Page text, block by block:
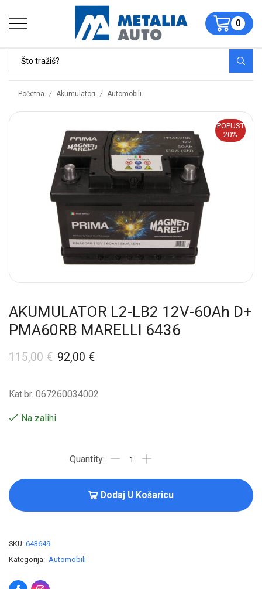
0
Početna / Akumulatori / Automobili
POPUST
20%
AKUMULATOR L2-LB2 12V-60Ah D+
PMA60RB MARELLI 6436
115,00€ 92,00 €
Kat.br. 067260034002
Na zalihi
Dodaj U Košaricu
SKU: 643649
Kategorija: Automobili